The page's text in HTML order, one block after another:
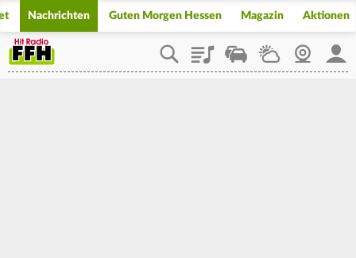
Nachrichten Guten Morgen Hessen Magazin Aktionen
PlaylistStaupilotWetterWebcam